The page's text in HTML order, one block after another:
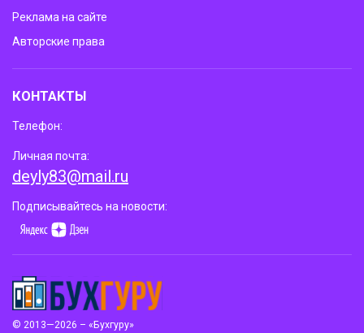
© 2013—2026 – «Бухгуру»
Реклама на сайте
Авторские права
КОНТАКТЫ
Телефон:
Личная почта:
deyly83@mail.ru
Подписывайтесь на новости: